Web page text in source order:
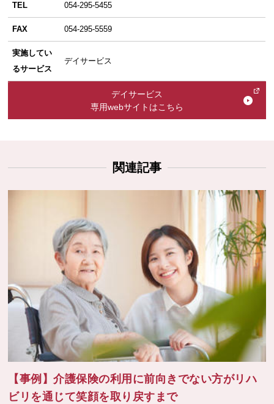
TEL 054-295-5455
FAX 054-295-5559
実施してい
るサービス
デイサービス
デイサービス
専用webサイトはこちら
関連記事
【事例】介護保険の利用に前向きでない方がリハ
ビリを通じて笑顔を取り戻すまで